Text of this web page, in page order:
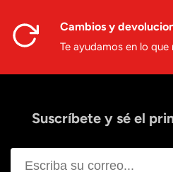
Cambios y
Te ayudamos en lo que
Suscríbete y sé el